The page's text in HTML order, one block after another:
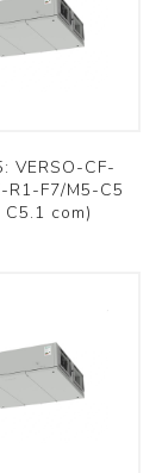
VERSO-CF-
R1-F7/M5-C5
com)